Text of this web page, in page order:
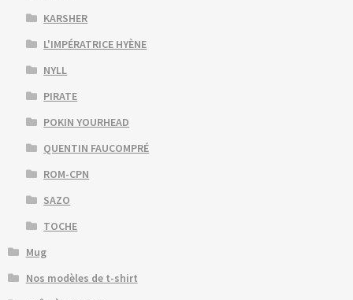
KARSHER
L'IMPÉRATRICE HYÈNE
NYLL
PIRATE
POKIN YOURHEAD
QUENTIN FAUCOMPRÉ
ROM-CPN
SAZO
TOCHE
Mug
Nos modèles de t-shirt